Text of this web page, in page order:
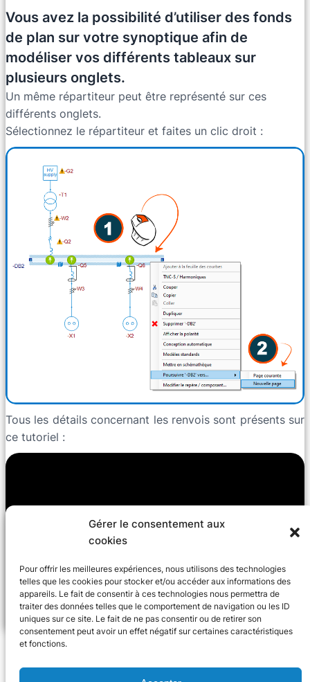
Gérer le consentement aux
cookies
Pour offrir les meilleures expériences, nous utilisons des technologies
telles que les cookies pour stocker et/ou accéder aux informations des
appareils. Le fait de consentir à ces technologies nous permettra de
traiter des données telles que le comportement de navigation ou les ID
uniques sur ce site. Le fait de ne pas consentir ou de retirer son
consentement peut avoir un effet négatif sur certaines caractéristiques
et fonctions.
Vous avez la possibilité d’utiliser des fonds
de plan sur votre synoptique afin de
modéliser vos différents tableaux sur
plusieurs onglets.
Un même répartiteur peut être représenté sur ces
différents onglets.
Sélectionnez le répartiteur et faites un clic droit :
Tous les détails concernant les renvois sont présents sur
ce tutoriel :